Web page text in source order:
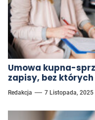
Umowa kupna-
zapisy, bez
Redakcja 7 Listopada, 2025